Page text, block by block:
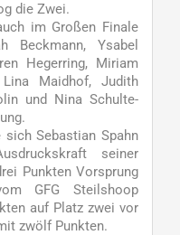
die Zwei.
im Großen Finale
Beckmann, Ysabel
Hegerring, Miriam
Maidhof, Judith
und Nina Schulte-
sich Sebastian Spahn
seiner
Punkten Vorsprung
GFG Steilshoop
auf Platz zwei vor
zwölf Punkten.